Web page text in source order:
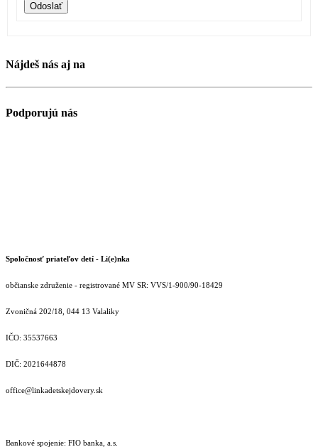
Odoslať
Nájdeš nás aj na
Podporujú nás
Spoločnosť priateľov detí - Li(e)nka
občianske združenie - registrované MV SR: VVS/1-900/90-18429
Zvoničná 202/18, 044 13 Valaliky
IČO: 35537663
DIČ: 2021644878
office@linkadetskejdovery.sk
Bankové spojenie: FIO banka, a.s.